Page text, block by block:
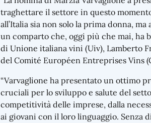
traghettare il settore in questo
all’Italia sia non solo la prima donna,
un comparto che, oggi più che mai, ha
di Unione italiana vini (Uiv), Lamberto
del Comité Européen Entreprises Vins
“Varvaglione ha presentato un ottimo
cruciali per lo sviluppo e salute del
competitività delle imprese, dalla
ai giovani con il loro linguaggio. Senza